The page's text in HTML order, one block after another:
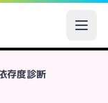
存度診断